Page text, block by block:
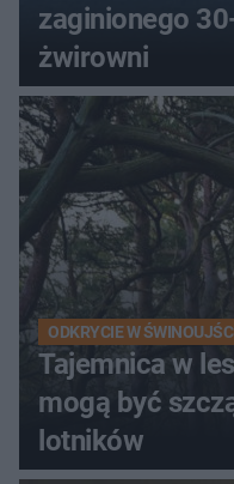
zaginionego
żwirowni
ODKRYCIE W
Tajemnica w
mogą być
lotników